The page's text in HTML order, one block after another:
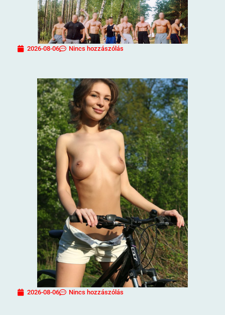
2026-08-06 Nincs hozzászólás
2026-08-06 Nincs hozzászólás